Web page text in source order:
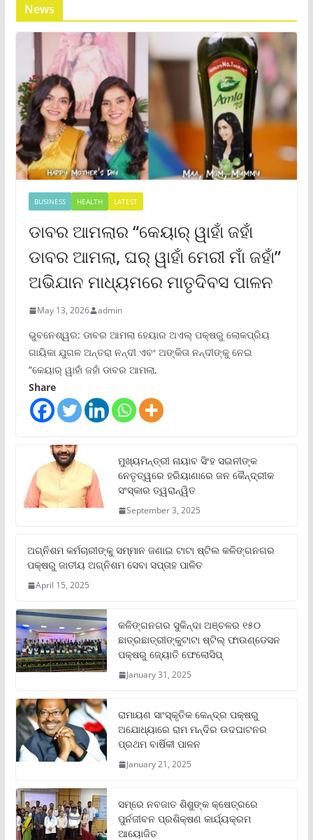
News
BUSINESS HEALTH LATEST
ଡାବର ଆମଲାର “କେୟାର୍ ୱାହାଁ ଜହାଁ
ଡାବର ଆମଲା, ଘର୍ ୱାହାଁ ମେରୀ ମାଁ ଜହାଁ”
ଅଭିଯାନ ମାଧ୍ୟମରେ ମାତୃଦିବସ ପାଳନ
May 13, 2026 admin
ଭୁବନେଶ୍ୱର: ଡାବର ଆମଲା ହେୟାର ଅଏଲ୍ ପକ୍ଷରୁ ଲୋକପ୍ରିୟ
ଗାୟିକା ଯୁଗଳ ଅନ୍ତରା ନନ୍ଦୀ ଏବଂ ଅଙ୍କିତା ନନ୍ଦୀଙ୍କୁ ନେଇ
“କେୟାର୍ ୱାହାଁ ଜହାଁ ଡାବର ଆମଲା,
Share
ମୁଖ୍ୟମନ୍ତ୍ରୀ ନାୟାବ ସିଂହ ସଇନୀଙ୍କ
ନେତୃତ୍ୱରେ ହରିୟାଣାରେ ଜନ କୈନ୍ଦ୍ରୀକ
ସଂସ୍କାର ତ୍ୱରାନ୍ୱିତ
September 3, 2025
ଅଗ୍ନିଶମ କର୍ମଚାରୀଙ୍କୁ ସମ୍ମାନ ଜଣାଇ ଟାଟା ଷ୍ଟିଲ କଳିଙ୍ଗନଗର
ପକ୍ଷରୁ ଜାତୀୟ ଅଗ୍ନିଶମ ସେବା ସପ୍ତାହ ପାଳିତ
April 15, 2025
କଳିଙ୍ଗନଗର ସୁକିନ୍ଦା ଅଞ୍ଚଳର ୧୫୦
ଛାତ୍ରଛାତ୍ରୀଙ୍କୁଟାଟା ଷ୍ଟିଲ୍ ଫାଉଣ୍ଡେସନ
ପକ୍ଷରୁ ଜ୍ୟୋତି ଫେଲୋସିପ୍‌
January 31, 2025
ରାମାୟଣ ସାଂସ୍କୃତିକ କେନ୍ଦ୍ର ପକ୍ଷରୁ
ଅଯୋଧ୍ୟାରେ ରାମ ମନ୍ଦିର ଉଦଘାଟନର
ପ୍ରଥମ ବାର୍ଷିକୀ ପାଳନ
January 21, 2025
ସମ୍‌ରେ ନବଜାତ ଶିଶୁଙ୍କ କ୍ଷେତ୍ରରେ
ପୁର୍ନଜୀବନ ପ୍ରଶିକ୍ଷଣ କାର୍ଯ୍ୟକ୍ରମ
ଆୟୋଜିତ